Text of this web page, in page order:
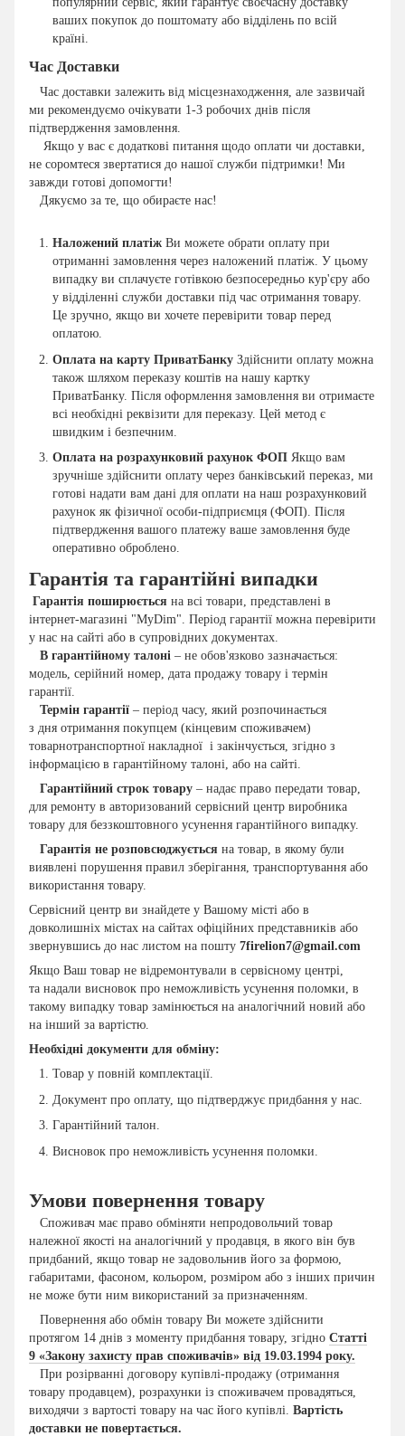
ваших покупок до поштомату або відділень по всій
країні.
Час Доставки
Час доставки залежить від місцезнаходження, але зазвичай
ми рекомендуємо очікувати 1-3 робочих днів після
підтвердження замовлення.
Якщо у вас є додаткові питання щодо оплати чи доставки,
не соромтеся звертатися до нашої служби підтримки! Ми
завжди готові допомогти!
Дякуємо за те, що обираєте нас!
Наложений платіж Ви можете обрати оплату при
отриманні замовлення через наложений платіж. У цьому
випадку ви сплачуєте готівкою безпосередньо кур'єру або
у відділенні служби доставки під час отримання товару.
Це зручно, якщо ви хочете перевірити товар перед
оплатою.
Оплата на карту ПриватБанку Здійснити оплату можна
також шляхом переказу коштів на нашу картку
ПриватБанку. Після оформлення замовлення ви отримаєте
всі необхідні реквізити для переказу. Цей метод є
швидким і безпечним.
Оплата на розрахунковий рахунок ФОП Якщо вам
зручніше здійснити оплату через банківський переказ, ми
готові надати вам дані для оплати на наш розрахунковий
рахунок як фізичної особи-підприємця (ФОП). Після
підтвердження вашого платежу ваше замовлення буде
оперативно оброблено.
Гарантія та гарантійні випадки
Гарантія поширюється на всі товари, представлені в
інтернет-магазині "MyDim". Період гарантії можна перевірити
у нас на сайті або в супровідних документах.
В гарантійному талоні – не обов'язково зазначається:
модель, серійний номер, дата продажу товару і термін
гарантії.
Термін гарантії – період часу, який розпочинається
з дня отримання покупцем (кінцевим споживачем)
товарнотранспортної накладної і закінчується, згідно з
інформацією в гарантійному талоні, або на сайті.
Гарантійний строк товару – надає право передати товар,
для ремонту в авторизований сервісний центр виробника
товару для беззкоштовного усунення гарантійного випадку.
Гарантія не розповсюджується на товар, в якому були
виявлені порушення правил зберігання, транспортування або
використання товару.
Сервісний центр ви знайдете у Вашому місті або в
довколишніх містах на сайтах офіційних представників або
звернувшись до нас листом на пошту 7firelion7@gmail.com
Якщо Ваш товар не відремонтували в сервісному центрі,
та надали висновок про неможливість усунення поломки, в
такому випадку товар замінюється на аналогічний новий або
на інший за вартістю.
Необхідні документи для обміну:
Товар у повній комплектації.
Документ про оплату, що підтверджує придбання у нас.
Гарантійний талон.
Висновок про неможливість усунення поломки.
Умови повернення товару
Споживач має право обміняти непродовольчий товар
належної якості на аналогічний у продавця, в якого він був
придбаний, якщо товар не задовольнив його за формою,
габаритами, фасоном, кольором, розміром або з інших причин
не може бути ним використаний за призначенням.
Повернення або обмін товару Ви можете здійснити
протягом 14 днів з моменту придбання товару, згідно Статті
9 «Закону захисту прав споживачів» від 19.03.1994 року.
При розірванні договору купівлі-продажу (отримання
товару продавцем), розрахунки із споживачем провадяться,
виходячи з вартості товару на час його купівлі. Вартість
доставки не повертається.